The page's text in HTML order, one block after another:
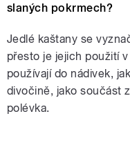
slaných pokrmech?
Jedlé kaštany se
přesto je jejich použití
používají do nádivek,
divočině, jako součást
polévka.